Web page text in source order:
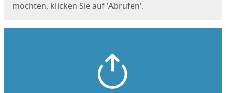
möchten, klicken Sie auf 'Abrufen'.